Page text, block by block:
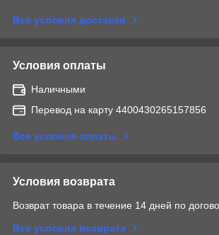
Все условия доставки
Условия оплаты
Наличными
Перевод на карту 4400430265157856
Все условия оплаты
Условия возврата
Возврат товара в течение 14 дней по
Все условия возврата